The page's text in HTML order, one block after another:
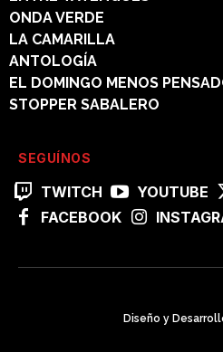
ONDA VERDE
LA CAMARILLA
ANTOLOGÍA
EL DOMINGO MENOS
STOPPER SABALERO
SEGUÍNOS
TWITCH YOUTUBE
FACEBOOK
Diseño y